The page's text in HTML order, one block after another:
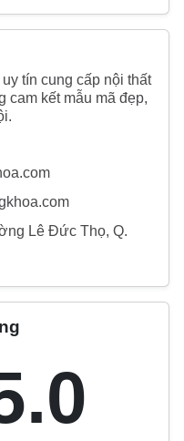
tín cung cấp nội thất
cam kết mẫu mã đẹp,
Lê Đức Thọ, Q.